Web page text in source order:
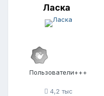
Ласка
Пользователи+++
4,2 тыс